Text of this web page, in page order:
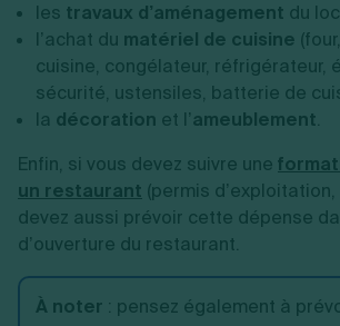
les travaux d’aménagement du
l’achat du matériel de cuisine
cuisine, congélateur, réfrigérateur,
sécurité, ustensiles, batterie de
la décoration et l’ameublement.
Enfin, si vous devez suivre une
un restaurant (permis d’exploitation,
devez aussi prévoir cette dépense
d’ouverture du restaurant.
À noter : pensez également à